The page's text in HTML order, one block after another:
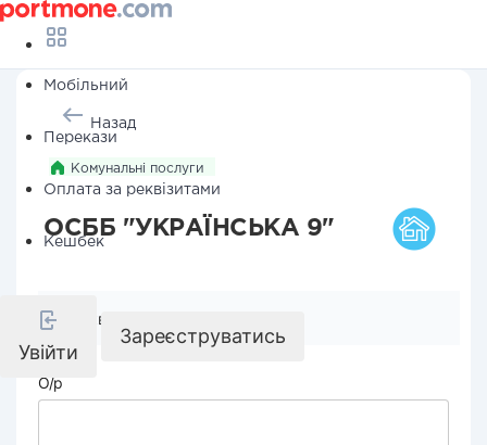
Мобільний
Перекази
Оплата за реквізитами
Кешбек
Увійти
Зареєструватись
Назад
Комунальні послуги
ОСББ "УКРАЇНСЬКА 9"
Реквізити компанії
О/р